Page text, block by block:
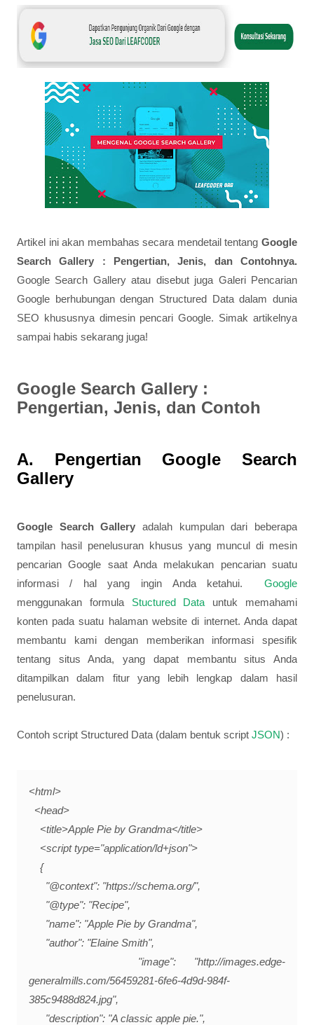
Artikel ini akan membahas secara mendetail tentangGoogle
Search Gallery : Pengertian, Jenis, dan Contohnya.
Google Search Gallery atau disebut juga Galeri Pencarian
Google berhubungan dengan Structured Data dalam dunia
SEO khususnya dimesin pencari Google. Simak artikelnya
sampai habis sekarang juga!
Google Search Gallery :
Pengertian, Jenis, dan Contoh
A. Pengertian Google Search
Gallery
Google Search Gallery adalah kumpulan dari beberapa
tampilan hasil penelusuran khusus yang muncul di mesin
pencarian Google saat Anda melakukan pencarian suatu
informasi / hal yang ingin Anda ketahui.Google
menggunakan formula Stuctured Data untuk memahami
konten pada suatu halaman website di internet. Anda dapat
membantu kami dengan memberikan informasi spesifik
tentang situs Anda, yang dapat membantu situs Anda
ditampilkan dalam fitur yang lebih lengkap dalam hasil
penelusuran.
Contoh script Structured Data (dalam bentuk script JSON) :
<html>
<head>
<title>Apple Pie by Grandma</title>
<script type="application/ld+json">
{
"@context": "https://schema.org/",
"@type": "Recipe",
"name": "Apple Pie by Grandma",
"author": "Elaine Smith",
"image": "http://images.edge-
generalmills.com/56459281-6fe6-4d9d-984f-
385c9488d824.jpg",
"description": "A classic apple pie.",